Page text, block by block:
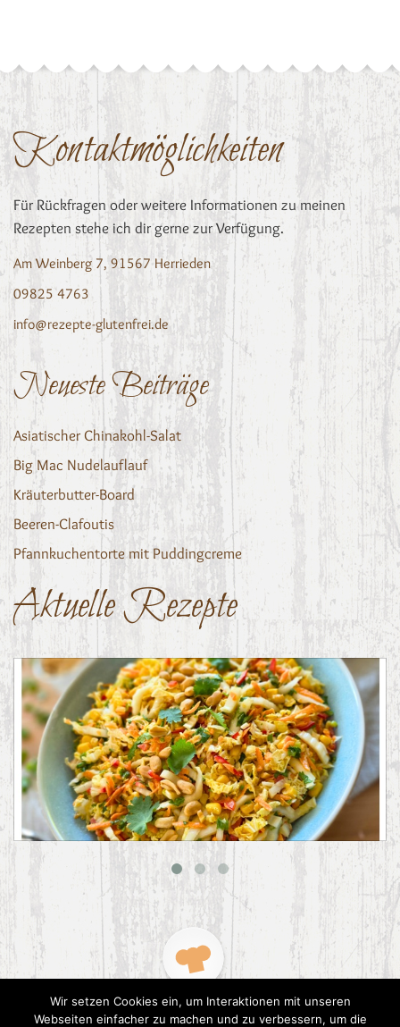
Kontaktmöglichkeiten
Für Rückfragen oder weitere Informationen zu meinen
Rezepten stehe ich dir gerne zur Verfügung.
Am Weinberg 7, 91567 Herrieden
09825 4763
info@rezepte-glutenfrei.de
Neueste Beiträge
Asiatischer Chinakohl-Salat
Big Mac Nudelauflauf
Kräuterbutter-Board
Beeren-Clafoutis
Pfannkuchentorte mit Puddingcreme
Aktuelle Rezepte
Asiatischer Chinakohl-Salat
Wir setzen Cookies ein, um Interaktionen mit unseren
Webseiten einfacher zu machen und zu verbessern, um die